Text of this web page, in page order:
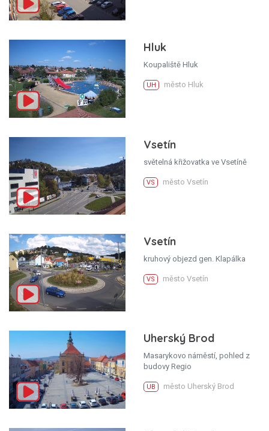
Hluk
Koupaliště Hluk
UH město Hluk
Vsetín
světelná křižovatka ve Vsetíně
VS město Vsetín
Vsetín
kruhový objezd gen. Klapálka
VS město Vsetín
Uherský Brod
Masarykovo náměstí, pohled z
budovy Regio
UB město Uherský Brod